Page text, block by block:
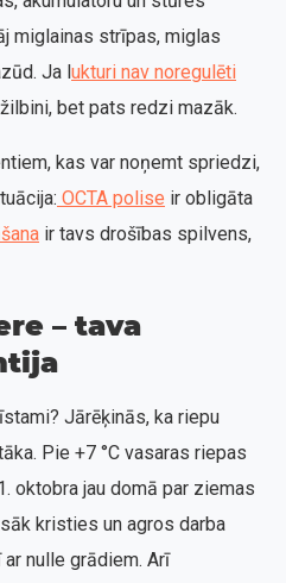
miglainas strīpas, miglas
Ja lukturi nav noregulēti
bet pats redzi mazāk.
kas var noņemt spriedzi,
OCTA polise ir obligāta
ir tavs drošības spilvens,
– tava
Jārēķinās, ka riepu
Pie +7 °C vasaras riepas
oktobra jau domā par ziemas
kristies un agros darba
nulle grādiem. Arī